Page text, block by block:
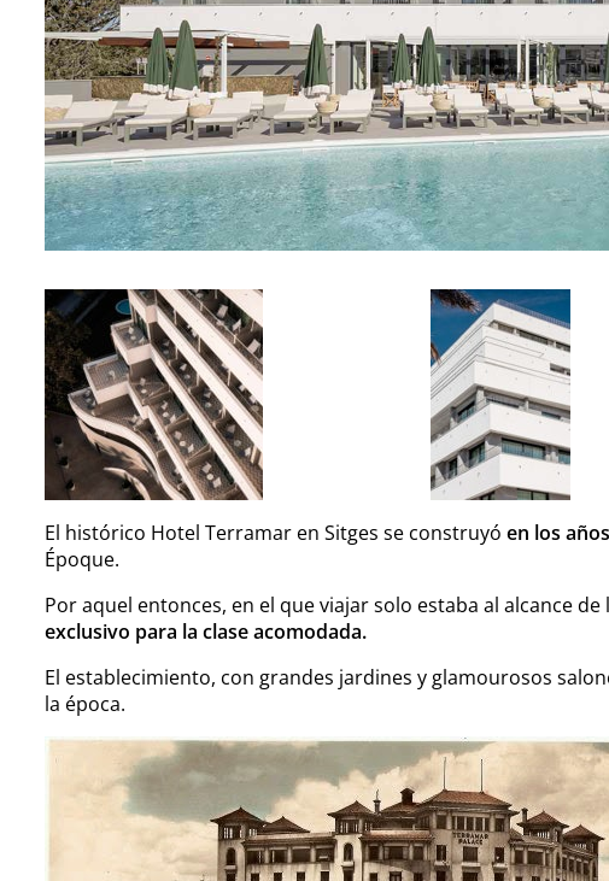
El histórico Hotel Terramar en Sitges se construyó en los
Époque.
Por aquel entonces, en el que viajar solo estaba al alcance
exclusivo para la clase acomodada.
El establecimiento, con grandes jardines y glamourosos
la época.